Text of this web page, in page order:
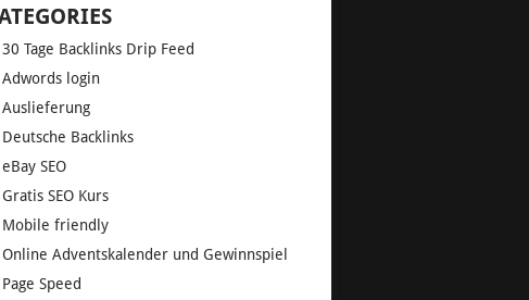
30 Tage Backlinks Drip Feed
Adwords login
Auslieferung
Deutsche Backlinks
eBay SEO
Gratis SEO Kurs
Mobile friendly
Online Adventskalender und Gewinnspiel
Page Speed